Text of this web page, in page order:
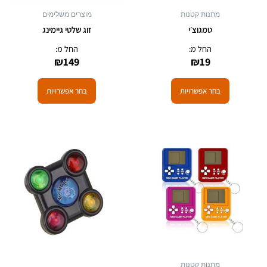
מתנות קטנות
טמגוצ׳י
החל מ:
₪19
בחר אפשרויות
בעמוד
המוצר
מוצרים משלימים
זוג שלטי גיימינג
החל מ:
₪149
בחר אפשרויות
בעמוד
המוצר
מתנות קטנות
זה
יש
מספר
סוגים.
ניתן
לבחור